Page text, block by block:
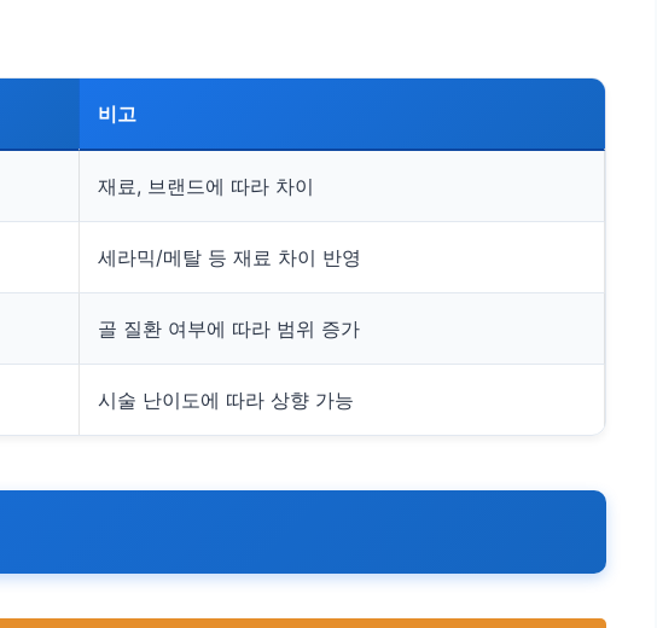
비고
재료, 브랜드에 따라 차이
세라믹/메탈 등 재료 차이 반영
골 질환 여부에 따라 범위 증가
시술 난이도에 따라 상향 가능